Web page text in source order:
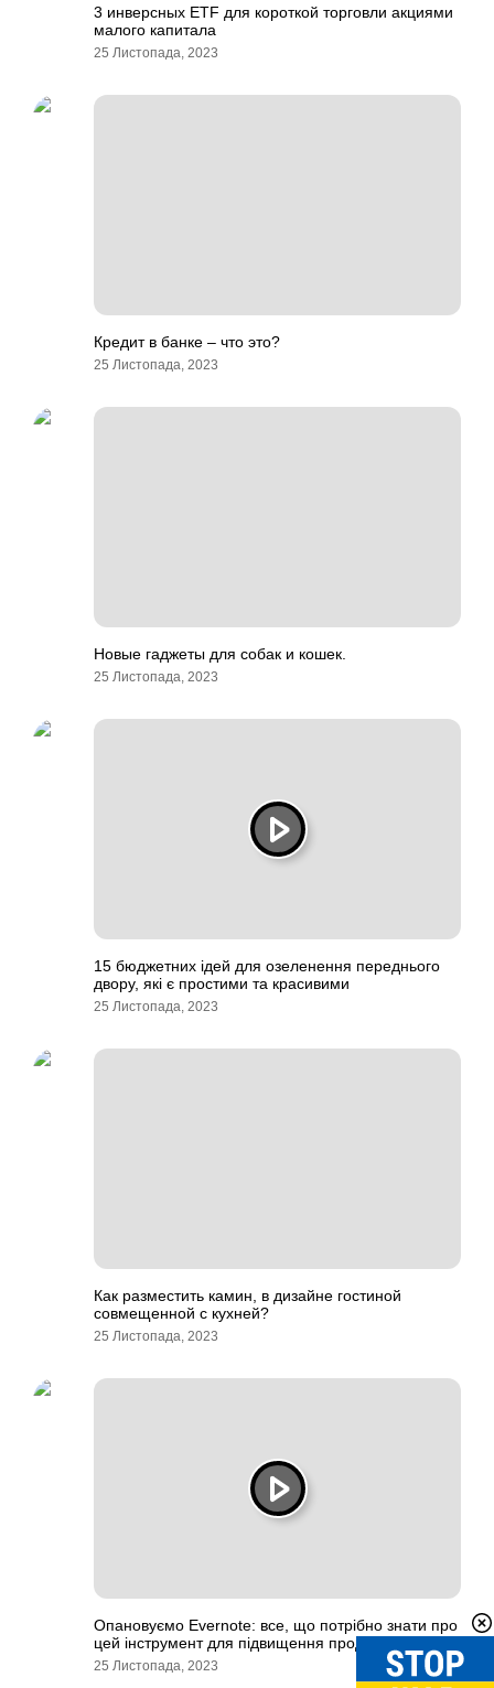
3 инверсных ETF для короткой торговли акциями
малого капитала
25 Листопада, 2023
Кредит в банке – что это?
25 Листопада, 2023
Новые гаджеты для собак и кошек.
25 Листопада, 2023
15 бюджетних ідей для озеленення переднього
двору, які є простими та красивими
25 Листопада, 2023
Как разместить камин, в дизайне гостиной
совмещенной с кухней?
25 Листопада, 2023
Опановуємо Evernote: все, що потрібно знати про
цей інструмент для підвищення продуктивності
25 Листопада, 2023